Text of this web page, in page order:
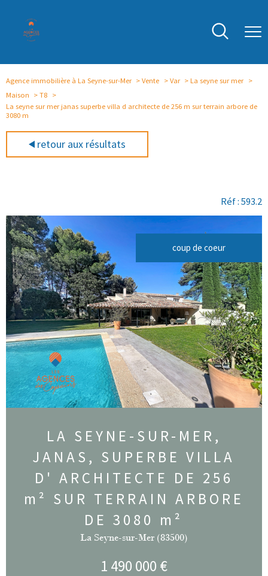
Agence immobilière à La Seyne-sur-Mer Vente Var
La seyne sur mer
Maison
T8
La seyne sur mer janas superbe villa d architecte de 256 m sur terrain arbore de
3080 m
retour aux résultats
Réf : 593.2
coup de coeur
LA SEYNE-SUR-MER,
JANAS, SUPERBE VILLA
D' ARCHITECTE DE 256
m² SUR TERRAIN ARBORE
DE 3080 m²
La Seyne-sur-Mer (83500)
1 490 000 €